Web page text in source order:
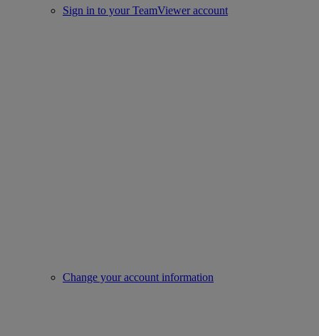
Sign in to your TeamViewer account
Change your account information